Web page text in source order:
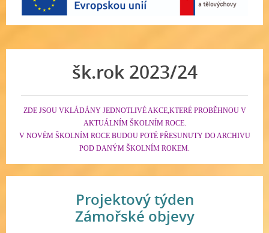
šk.rok 2023/24
ZDE JSOU VKLÁDÁNY JEDNOTLIVÉ AKCE,KTERÉ PROBĚHNOU V
AKTUÁLNÍM ŠKOLNÍM ROCE.
V NOVÉM ŠKOLNÍM ROCE BUDOU POTÉ PŘESUNUTY DO ARCHIVU
POD DANÝM ŠKOLNÍM ROKEM.
Projektový týden
Zámořské objevy